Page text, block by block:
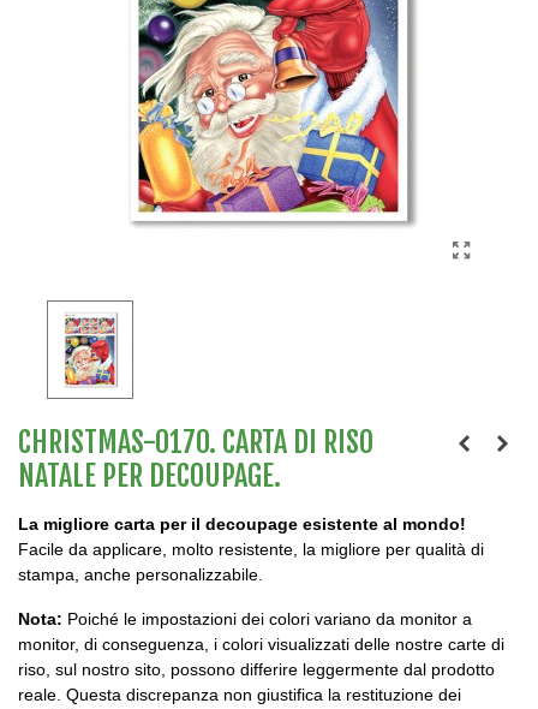
CHRISTMAS-0170. CARTA DI RISO
NATALE PER DECOUPAGE.
La migliore carta per il decoupage esistente al mondo!
Facile da applicare, molto resistente, la migliore per qualità di
stampa, anche personalizzabile.
Nota: Poiché le impostazioni dei colori variano da monitor a
monitor, di conseguenza, i colori visualizzati delle nostre carte di
riso, sul nostro sito, possono differire leggermente dal prodotto
reale. Questa discrepanza non giustifica la restituzione dei